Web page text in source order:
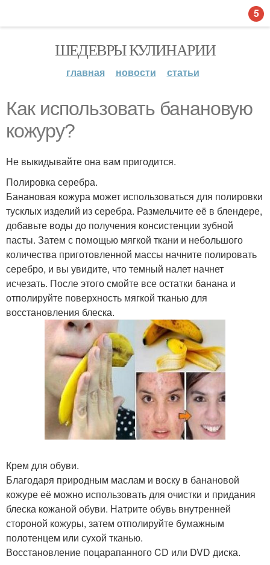
ШЕДЕВРЫ КУЛИНАРИИ
главная новости статьи
Как использовать банановую
кожуру?
Не выкидывайте она вам пригодится.
Полировка серебра.
Банановая кожура может использоваться для полировки
тусклых изделий из серебра. Размельчите её в блендере,
добавьте воды до получения консистенции зубной
пасты. Затем с помощью мягкой ткани и небольшого
количества приготовленной массы начните полировать
серебро, и вы увидите, что темный налет начнет
исчезать. После этого смойте все остатки банана и
отполируйте поверхность мягкой тканью для
восстановления блеска.
Крем для обуви.
Благодаря природным маслам и воску в банановой
кожуре её можно использовать для очистки и придания
блеска кожаной обуви. Натрите обувь внутренней
стороной кожуры, затем отполируйте бумажным
полотенцем или сухой тканью.
Восстановление поцарапанного CD или DVD диска.
5